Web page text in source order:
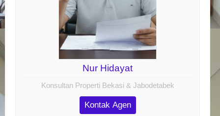
Nur Hidayat
Konsultan Properti Bekasi & Jabodetabek
Kontak Agen